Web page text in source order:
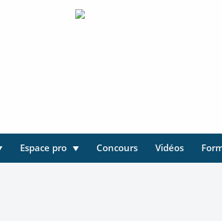
Espace pro Concours Vidéos